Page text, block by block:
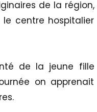
de la région,
centre hospitalier
de la jeune fille
on apprenait